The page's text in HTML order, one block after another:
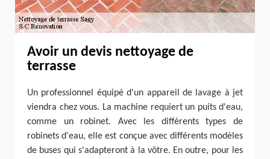
Avoir un devis nettoyage de
terrasse
Un professionnel équipé d'un appareil de lavage à jet
viendra chez vous. La machine requiert un puits d'eau,
comme un robinet. Avec les différents types de
robinets d'eau, elle est conçue avec différents modèles
de buses qui s'adapteront à la vôtre. En outre, pour les